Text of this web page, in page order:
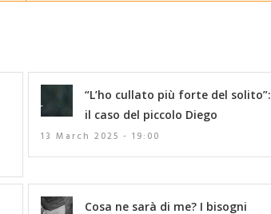
“L’ho cullato più forte del solito”:
il caso del piccolo Diego
13 March 2025 - 19:00
Cosa ne sarà di me? I bisogni